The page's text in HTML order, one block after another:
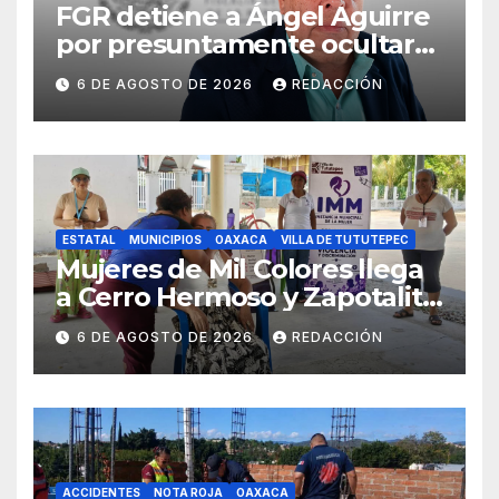
FGR detiene a Ángel Aguirre
por presuntamente ocultar
evidencias del caso
Ayotzinapa
6 DE AGOSTO DE 2026 REDACCIÓN
ESTATAL MUNICIPIOS OAXACA VILLA DE TUTUTEPEC
Mujeres de Mil Colores llega
a Cerro Hermoso y Zapotalito
para fortalecer redes de
apoyo y prevenir violencias
6 DE AGOSTO DE 2026 REDACCIÓN
ACCIDENTES NOTA ROJA OAXACA